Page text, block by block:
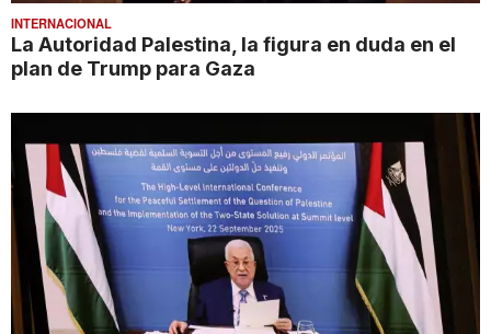
INTERNACIONAL
La Autoridad Palestina, la figura en duda en el
plan de Trump para Gaza